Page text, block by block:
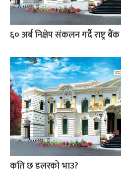
६० अर्ब निक्षेप संकलन गर्दै राष्ट्र बैंक
कति छ डलरको भाउ?